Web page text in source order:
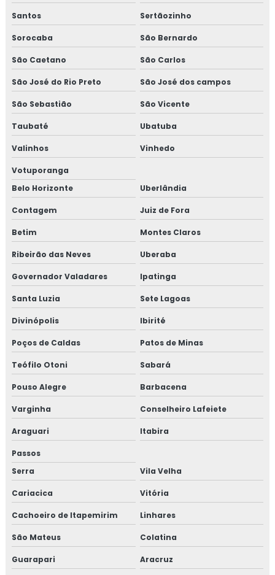
Santos Sertãozinho
Sorocaba São Bernardo
São Caetano São Carlos
São José do Rio Preto São José dos campos
São Sebastião São Vicente
Taubaté Ubatuba
Valinhos Vinhedo
Votuporanga
Belo Horizonte
Uberlândia
Contagem Juiz de Fora
Betim Montes Claros
Ribeirão das Neves Uberaba
Governador Valadares Ipatinga
Santa Luzia Sete Lagoas
Divinópolis Ibirité
Poços de Caldas Patos de Minas
Teófilo Otoni Sabará
Pouso Alegre Barbacena
Varginha Conselheiro Lafeiete
Araguari Itabira
Passos
Serra
Vila Velha
Cariacica Vitória
Cachoeiro de Itapemirim Linhares
São Mateus Colatina
Guarapari Aracruz